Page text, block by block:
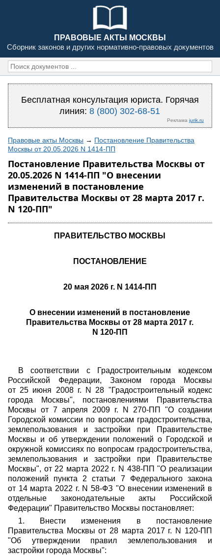
ПРАВОВЫЕ АКТЫ МОСКВЫ
Сборник законов и других нормативно-правовых документов
Бесплатная консультация юриста. Горячая
линия:8 (800) 302-68-51
Реклама jurik.ru
Правовые акты Москвы → Постановление Правительства
Москвы от 20.05.2026 N 1414-ПП
Постановление Правительства Москвы от
20.05.2026 N 1414-ПП "О внесении
изменений в постановление
Правительства Москвы от 28 марта 2017 г.
N 120-ПП"
ПРАВИТЕЛЬСТВО МОСКВЫ
ПОСТАНОВЛЕНИЕ
20 мая 2026 г. N 1414-ПП
О внесении изменений в постановление
Правительства Москвы от 28 марта 2017 г.
N 120-ПП
В соответствии с Градостроительным кодексом
Российской Федерации, Законом города Москвы
от 25 июня 2008 г. N 28 "Градостроительный кодекс
города Москвы", постановлениями Правительства
Москвы от 7 апреля 2009 г. N 270-ПП "О создании
Городской комиссии по вопросам градостроительства,
землепользования и застройки при Правительстве
Москвы и об утверждении положений о Городской и
окружной комиссиях по вопросам градостроительства,
землепользования и застройки при Правительстве
Москвы", от 22 марта 2022 г. N 438-ПП "О реализации
положений пункта 2 статьи 7 Федерального закона
от 14 марта 2022 г. N 58-ФЗ "О внесении изменений в
отдельные законодательные акты Российской
Федерации" Правительство Москвы постановляет:
1. Внести изменения в постановление
Правительства Москвы от 28 марта 2017 г. N 120-ПП
"Об утверждении правил землепользования и
застройки города Москвы":